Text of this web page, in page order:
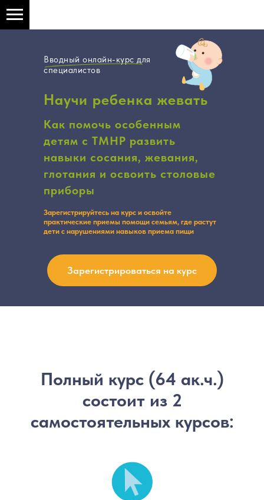
Научи ребенка жевать
Зарегистрируйтесь на курс и освойте
практические приемы помощи семьям, где растут
дети с нарушениями навыков приема пищи
Зарегистрироваться на курс
Вводный онлайн-курс для
специалистов
Как помочь особенным
детям с ТМНР развить
навыки сосания, жевания,
глотания и освоить столовые
приборы
Полный курс (64 ак.ч.)
состоит из 2
самостоятельных курсов: